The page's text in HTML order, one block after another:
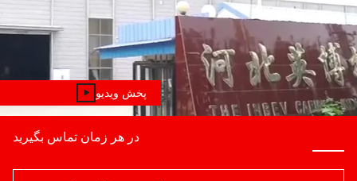
پخش ویدیو
در هر زمان تماس بگیرید